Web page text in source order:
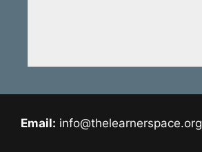
Email: info@thelearnerspace.org